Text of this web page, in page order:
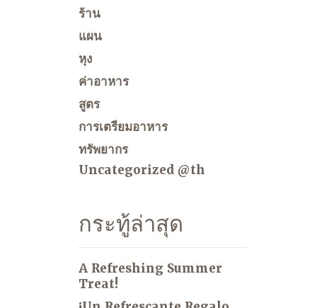
ร้าน
แผน
หุง
ค่าอาหาร
สูตร
การเตรียมอาหาร
ทรัพยากร
Uncategorized @th
กระทู้ล่าสุด
A Refreshing Summer
Treat!